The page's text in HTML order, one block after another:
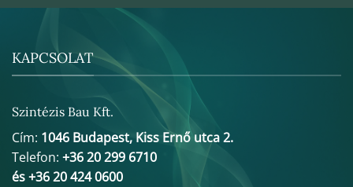
KAPCSOLAT
Szintézis Bau Kft.
Cím: 1046 Budapest, Kiss Ernő utca 2.
Telefon: +36 20 299 6710
és +36 20 424 0600